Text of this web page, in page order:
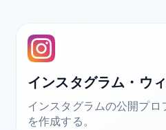
インスタグラム・ウ
インスタグラムの公開プロ
を作成する。